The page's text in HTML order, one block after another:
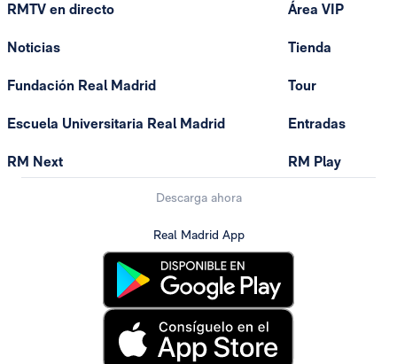
RMTV en directo
Noticias
Fundación Real Madrid
Escuela Universitaria Real Madrid
RM Next
Área VIP
Tienda
Tour
Entradas
RM Play
Descarga ahora
Real Madrid App